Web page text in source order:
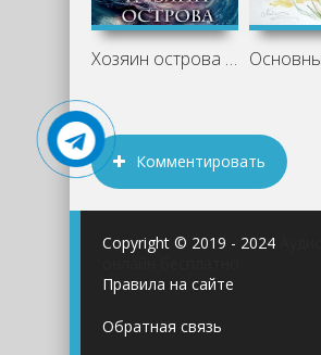
Хозяин острова Эйлин-мор - Сергей
Комментировать
Copyright © 2019 - 2024
Правила на сайте
Обратная связь